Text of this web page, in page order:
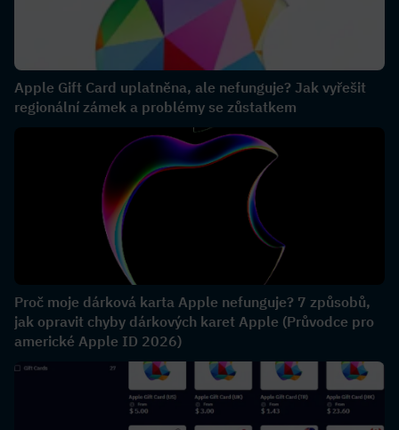
Apple Gift Card uplatněna, ale nefunguje? Jak vyřešit
regionální zámek a problémy se zůstatkem
Proč moje dárková karta Apple nefunguje? 7 způsobů,
jak opravit chyby dárkových karet Apple (Průvodce pro
americké Apple ID 2026)